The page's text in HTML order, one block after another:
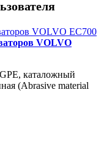
VOLVO
каталожный
(Abrasive material